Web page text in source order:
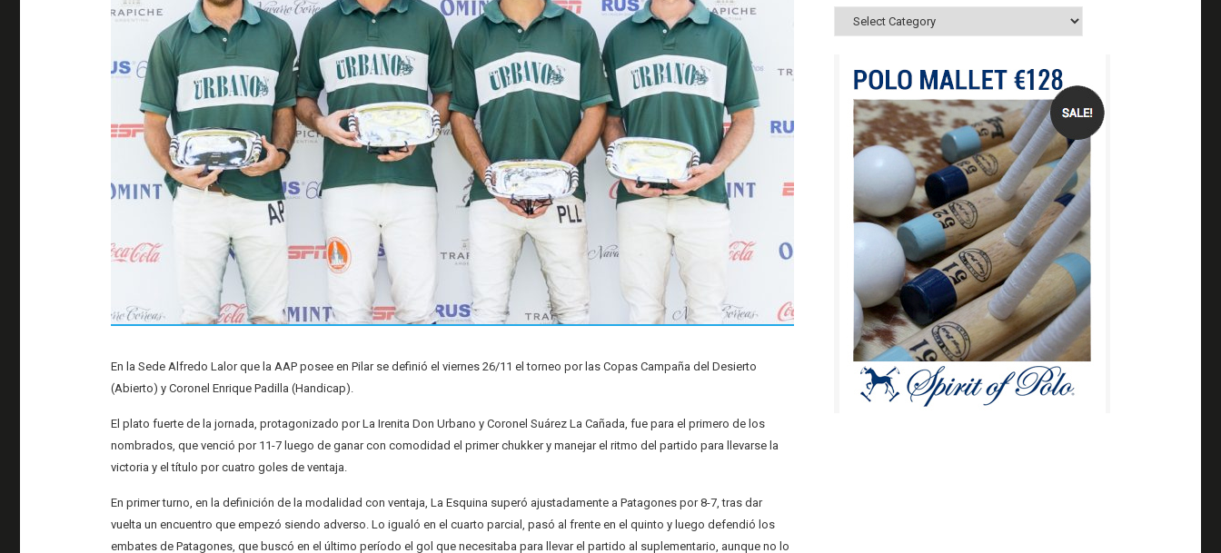
En la Sede Alfredo Lalor que la AAP posee en Pilar se definió el viernes 26/11 el torneo por las Copas Campaña del Desierto
(Abierto) y Coronel Enrique Padilla (Handicap).
El plato fuerte de la jornada, protagonizado por La Irenita Don Urbano y Coronel Suárez La Cañada, fue para el primero de los
nombrados, que venció por 11-7 luego de ganar con comodidad el primer chukker y manejar el ritmo del partido para llevarse la
victoria y el título por cuatro goles de ventaja.
En primer turno, en la definición de la modalidad con ventaja, La Esquina superó ajustadamente a Patagones por 8-7, tras dar
vuelta un encuentro que empezó siendo adverso. Lo igualó en el cuarto parcial, pasó al frente en el quinto y luego defendió los
embates de Patagones, que buscó en el último período el gol que necesitaba para llevar el partido al suplementario, aunque no lo
Categories